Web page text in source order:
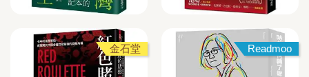
金石堂 Readmoo